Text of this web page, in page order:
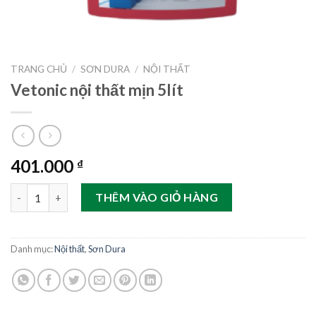
TRANG CHỦ / SƠN DURA / NỘI THẤT
Vetonic nội thất mịn 5lít
401.000 ₫
Vetonic nội thất mịn 5lít số lượng
THÊM VÀO GIỎ HÀNG
Danh mục:Nội thất,Sơn Dura